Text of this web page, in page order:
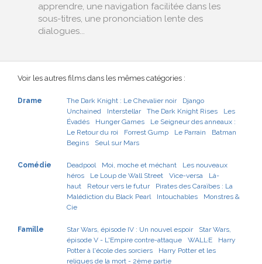
apprendre, une navigation facilitée dans les
sous-titres, une prononciation lente des
dialogues...
Voir les autres films dans les mêmes catégories :
Drame The Dark Knight : Le Chevalier noir
Django
Unchained
Interstellar The Dark Knight Rises
Les
Évadés
Hunger Games
Le Seigneur des anneaux :
Le Retour du roi
Forrest Gump Le Parrain
Batman
Begins
Seul sur Mars
Comédie Deadpool Moi, moche et méchant
Les nouveaux
héros
Le Loup de Wall Street Vice-versa
Là-
haut
Retour vers le futur
Pirates des Caraïbes : La
Malédiction du Black Pearl
Intouchables
Monstres &
Cie
Famille Star Wars, épisode IV : Un nouvel espoir
Star Wars,
épisode V - L'Empire contre-attaque
WALL·E
Harry
Potter à l'école des sorciers
Harry Potter et les
reliques de la mort - 2ème partie